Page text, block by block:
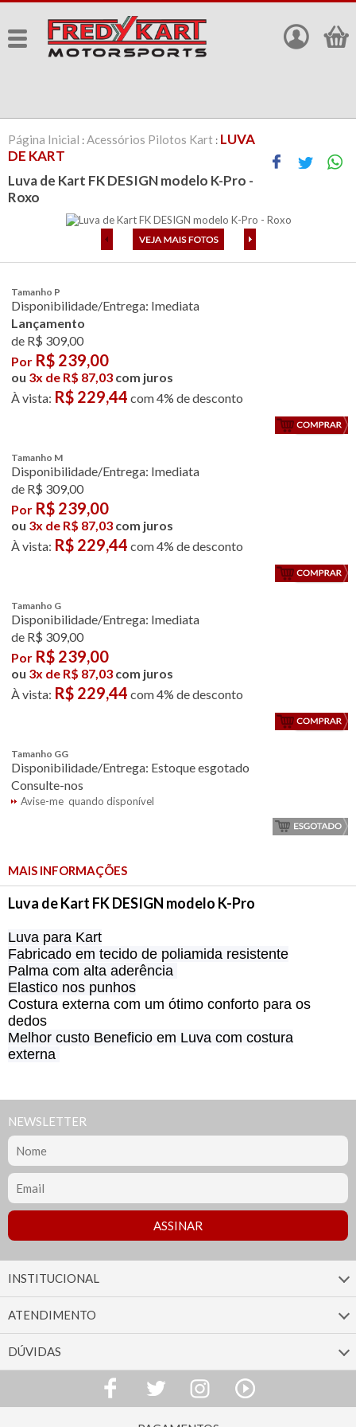
Página Inicial :Acessórios Pilotos Kart : LUVA
DE KART
Luva de Kart FK DESIGN modelo K-Pro -
Roxo
Tamanho P
Disponibilidade/Entrega: Imediata
Lançamento
de R$ 309,00
Por R$ 239,00
ou 3x de R$ 87,03 com juros
À vista: R$ 229,44 com 4% de desconto
Tamanho M
Disponibilidade/Entrega: Imediata
de R$ 309,00
Por R$ 239,00
ou 3x de R$ 87,03 com juros
À vista: R$ 229,44 com 4% de desconto
Tamanho G
Disponibilidade/Entrega: Imediata
de R$ 309,00
Por R$ 239,00
ou 3x de R$ 87,03 com juros
À vista: R$ 229,44 com 4% de desconto
Tamanho GG
Disponibilidade/Entrega: Estoque esgotado
Consulte-nos
Avise-me quando disponível
MAIS INFORMAÇÕES
Luva de Kart FK DESIGN modelo K-Pro
Luva para Kart
Fabricado em tecido de poliamida resistente
Palma com alta aderência
Elastico nos punhos
Costura externa com um ótimo conforto para os
dedos
Melhor custo Beneficio em Luva com costura
externa
NEWSLETTER
INSTITUCIONAL
ATENDIMENTO
DÚVIDAS